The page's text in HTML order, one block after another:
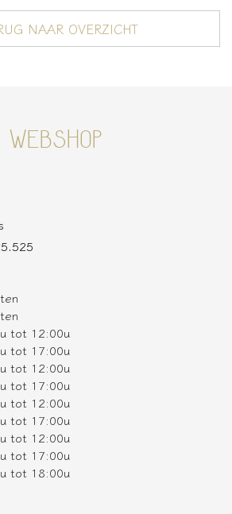
NAAR OVERZICHT
tot 12:00u
tot 17:00u
tot 12:00u
tot 17:00u
tot 12:00u
tot 17:00u
tot 12:00u
tot 17:00u
tot 18:00u